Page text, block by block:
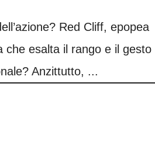
Red Cliff, epopea
che esalta il rango e il gesto
Anzittutto, ...